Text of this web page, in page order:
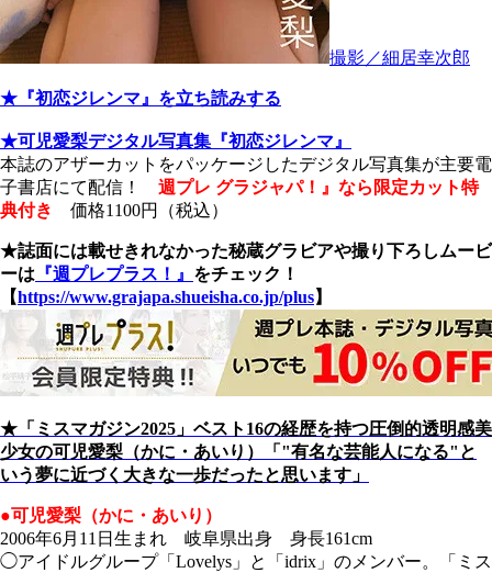
撮影／細居幸次郎
★『初恋ジレンマ』を立ち読みする
★可児愛梨デジタル写真集『初恋ジレンマ』
本誌のアザーカットをパッケージしたデジタル写真集が主要電
子書店にて配信！ 週プレ グラジャパ！』なら限定カット特
典付き
価格1100円（税込）
★誌面には載せきれなかった秘蔵グラビアや撮り下ろしムービ
ーは 『週プレプラス！』 をチェック！
【https://www.grajapa.shueisha.co.jp/plus】
★「ミスマガジン2025」ベスト16の経歴を持つ圧倒的透明感美
少女の可児愛梨（かに・あいり）「"有名な芸能人になる"と
いう夢に近づく大きな一歩だったと思います」
●可児愛梨（かに・あいり）
2006年6月11日生まれ 岐阜県出身 身長161cm
◯アイドルグループ「Lovelys」と「idrix」のメンバー。「ミス